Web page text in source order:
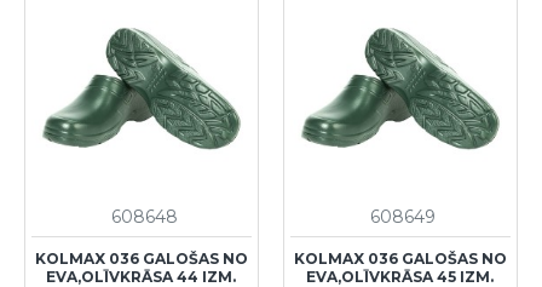
608648
KOLMAX 036 GALOŠAS NO
EVA,OLĪVKRĀSA 44 IZM.
608649
KOLMAX 036 GALOŠAS NO
EVA,OLĪVKRĀSA 45 IZM.